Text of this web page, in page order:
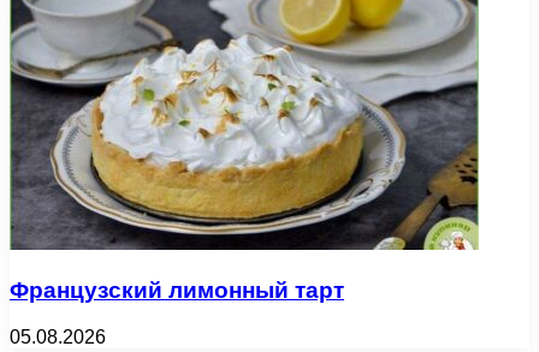
Французский лимонный тарт
05.08.2026